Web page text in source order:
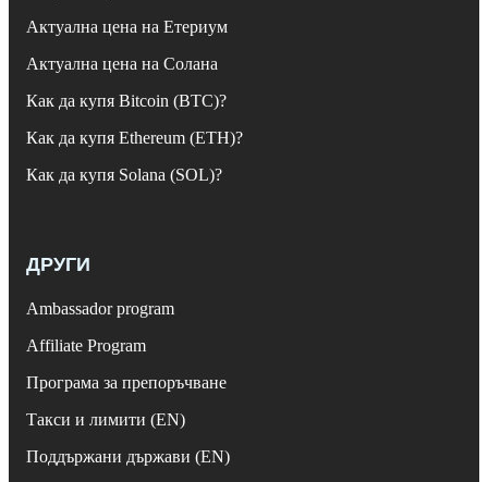
Актуална цена на Етериум
Актуална цена на Солана
Как да купя Bitcoin (BTC)?
Как да купя Ethereum (ETH)?
Как да купя Solana (SOL)?
ДРУГИ
Ambassador program
Affiliate Program
Програма за препоръчване
Такси и лимити (EN)
Поддържани държави (EN)